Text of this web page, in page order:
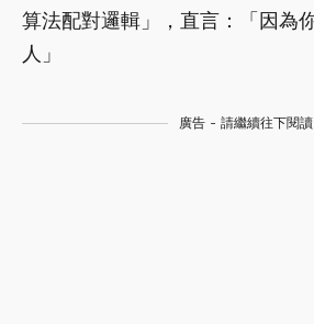
算法配對邏輯」，直言：「因為
人」
廣告 - 請繼續往下閱讀